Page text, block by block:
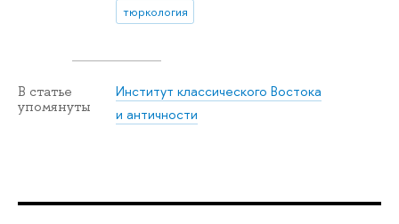
тюркология
В статье
упомянуты
Институт классического Востока
и античности